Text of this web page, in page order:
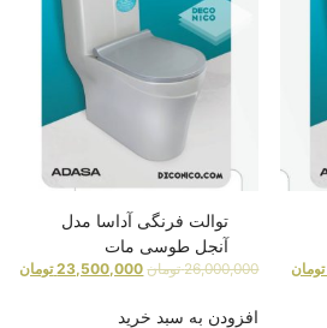
تومان
توالت فرنگی آداسا مدل
آنجل طوسی مات
26,000,000 تومان 23,500,000 تومان
افزودن به سبد خرید